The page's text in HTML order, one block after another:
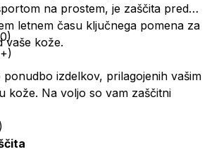
na prostem, je zaščita pred
letnem času ključnega pomena za
vaše kože.
ponudbo izdelkov, prilagojenih vašim
kože. Na voljo so vam zaščitni